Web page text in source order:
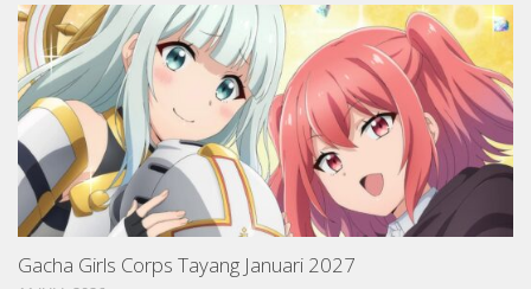
Gacha Girls Corps Tayang Januari 2027